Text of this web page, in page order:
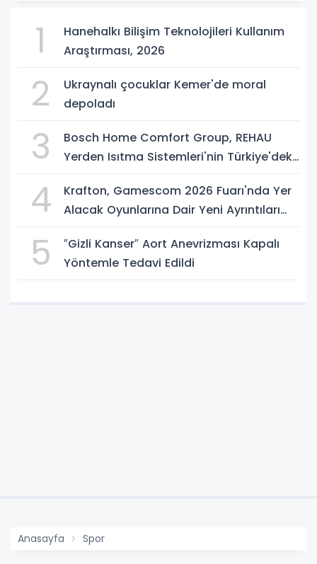
1
Hanehalkı Bilişim Teknolojileri Kullanım
Araştırması, 2026
2
Ukraynalı çocuklar Kemer'de moral
depoladı
3
Bosch Home Comfort Group, REHAU
Yerden Isıtma Sistemleri'nin Türkiye'deki
4
Krafton, Gamescom 2026 Fuarı'nda Yer
Alacak Oyunlarına Dair Yeni Ayrıntıları
5
″Gizli Kanser″ Aort Anevrizması Kapalı
Yöntemle Tedavi Edildi
Anasayfa Spor